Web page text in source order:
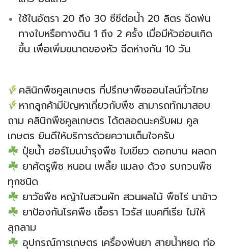
ใช้ในอัตรา 20 ถึง 30 ซีซีต่อน้ำ 20 ลิตร ฉีดพ่น
ทางใบหรือทางดิน 1 ถึง 2 ครั้ง เมื่อมีหัวอ่อนเกิด
ขึ้น เพื่อเพิ่มขนาดของหัว ฉีดห่างกัน 10 วัน
คลินิกพืชคูลเกษตร ที่ปรึกษาพืชออนไลน์ทั่วไทย
หากลูกค้ามีปัญหาเกี่ยวกับพืช สามารถทักมาสอบ
ถาม คลินิกพืชคูลเกษตร ได้ตลอดนะครับผม คูล
เกษตร ยินดีให้บริการด้วยความเต็มใจครับ
ปุ๋ยน้ำ ฮอร์โมนบำรุงพืช ใบเขียว ดอกบาน ผลดก
ยาศัตรูพืช หนอน เพลี้ย แมลง ด้วง รบกวนพืช
ทุกชนิด
ยาวัชพืช หญ้าในสวนผัก สวนผลไม้ พืชไร่ นาข้าว
ยาป้องกันโรคพืช เชื้อรา ไวรัส แบคทีเรีย ไม่ให้
ลุกลาม
อุปกรณ์การเกษตร เครื่องพ่นยา สายน้ำหยด ท่อ